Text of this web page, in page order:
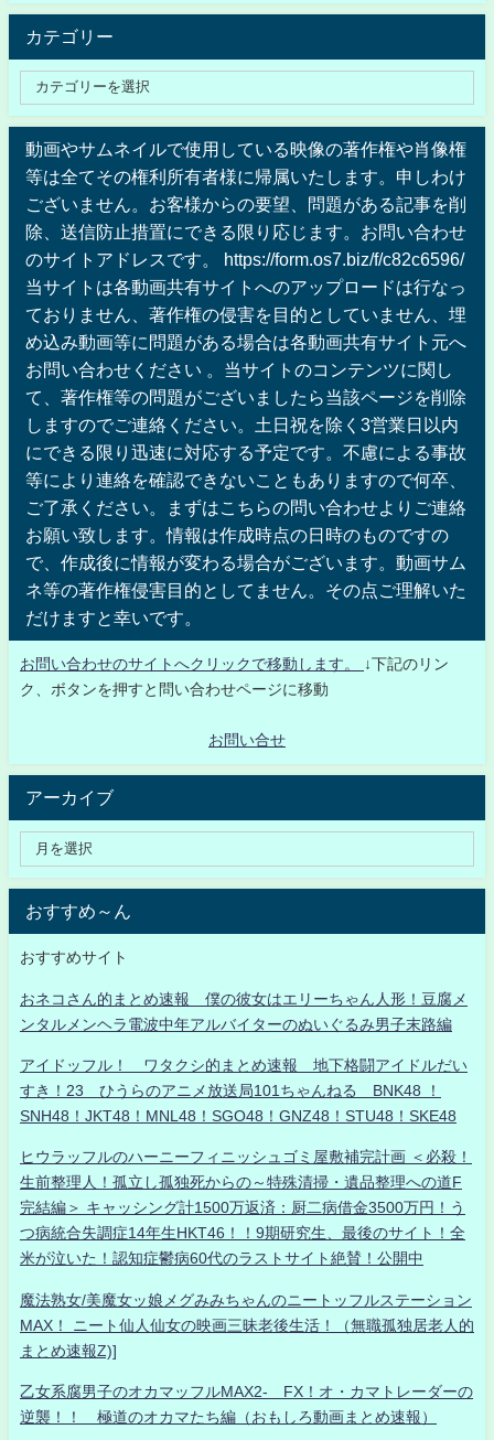
カテゴリー
動画やサムネイルで使用している映像の著作権や肖像権
等は全てその権利所有者様に帰属いたします。申しわけ
ございません。お客様からの要望、問題がある記事を削
除、送信防止措置にできる限り応じます。お問い合わせ
のサイトアドレスです。 https://form.os7.biz/f/c82c6596/
当サイトは各動画共有サイトへのアップロードは行なっ
ておりません、著作権の侵害を目的としていません、埋
め込み動画等に問題がある場合は各動画共有サイト元へ
お問い合わせください 。当サイトのコンテンツに関し
て、著作権等の問題がございましたら当該ページを削除
しますのでご連絡ください。土日祝を除く3営業日以内
にできる限り迅速に対応する予定です。不慮による事故
等により連絡を確認できないこともありますので何卒、
ご了承ください。まずはこちらの問い合わせよりご連絡
お願い致します。情報は作成時点の日時のものですの
で、作成後に情報が変わる場合がございます。動画サム
ネ等の著作権侵害目的としてません。その点ご理解いた
だけますと幸いです。
お問い合わせのサイトへクリックで移動します。
↓下記のリン
ク、ボタンを押すと問い合わせページに移動
お問い合せ
アーカイブ
おすすめ～ん
おすすめサイト
おネコさん的まとめ速報 僕の彼女はエリーちゃん人形！豆腐メ
ンタルメンヘラ電波中年アルバイターのぬいぐるみ男子末路編
アイドッフル！ ワタクシ的まとめ速報 地下格闘アイドルだい
すき！23 ひうらのアニメ放送局101ちゃんねる BNK48 ！
SNH48！JKT48！MNL48！SGO48！GNZ48！STU48！SKE48
ヒウラッフルのハーニーフィニッシュゴミ屋敷補完計画 ＜必殺！
生前整理人！孤立し孤独死からの～特殊清掃・遺品整理への道F
完結編＞ キャッシング計1500万返済：厨二病借金3500万円！う
つ病統合失調症14年生HKT46！！9期研究生、最後のサイト！全
米が泣いた！認知症鬱病60代のラストサイト絶賛！公開中
魔法熟女/美魔女ッ娘メグみみちゃんのニートッフルステーション
MAX！ ニート仙人仙女の映画三昧老後生活！（無職孤独居老人的
まとめ速報Z)]
乙女系腐男子のオカマッフルMAX2- FX！オ・カマトレーダーの
逆襲！！ 極道のオカマたち編（おもしろ動画まとめ速報）